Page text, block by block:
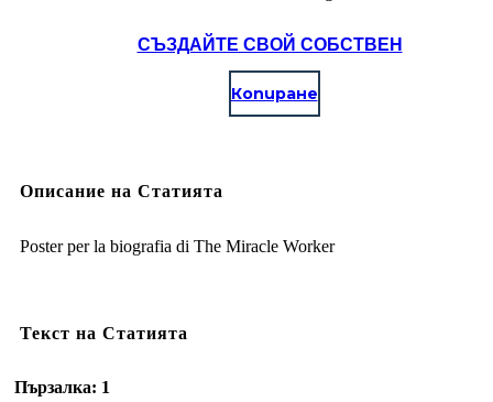
СЪЗДАЙТЕ СВОЙ СОБСТВЕН
Копиране
Описание на Статията
Poster per la biografia di The Miracle Worker
Текст на Статията
Пързалка: 1